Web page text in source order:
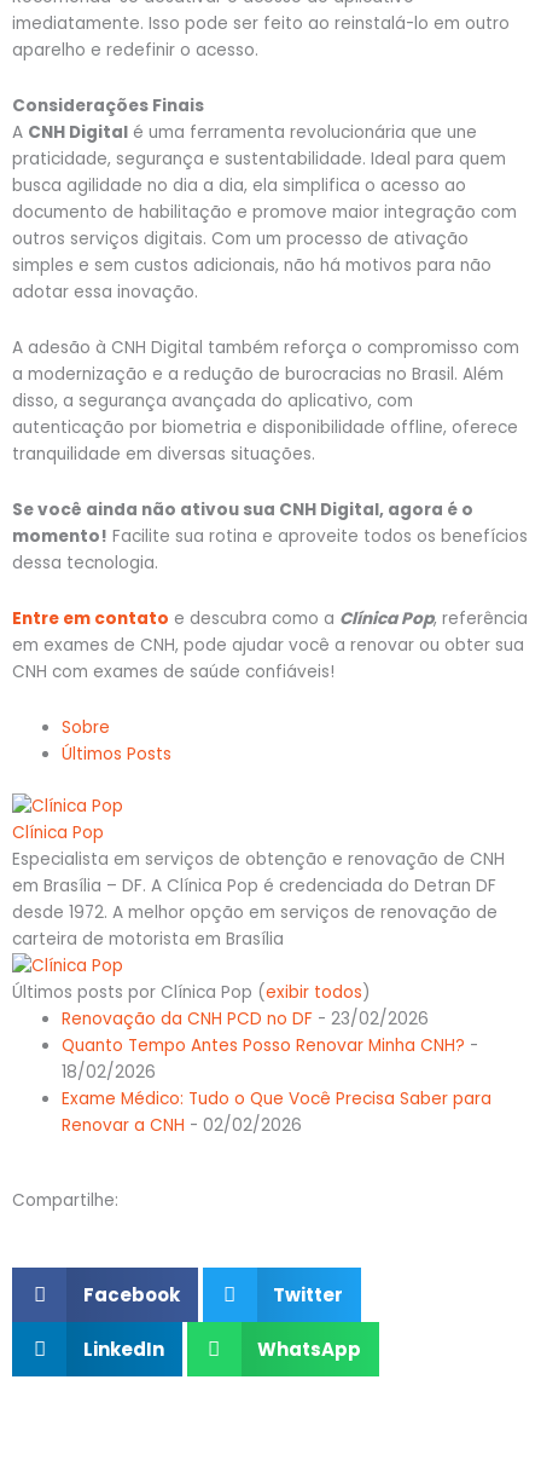
imediatamente. Isso pode ser feito ao reinstalá-lo em outro
aparelho e redefinir o acesso.
Considerações Finais
A CNH Digital é uma ferramenta revolucionária que une
praticidade, segurança e sustentabilidade. Ideal para quem
busca agilidade no dia a dia, ela simplifica o acesso ao
documento de habilitação e promove maior integração com
outros serviços digitais. Com um processo de ativação
simples e sem custos adicionais, não há motivos para não
adotar essa inovação.
A adesão à CNH Digital também reforça o compromisso com
a modernização e a redução de burocracias no Brasil. Além
disso, a segurança avançada do aplicativo, com
autenticação por biometria e disponibilidade offline, oferece
tranquilidade em diversas situações.
Se você ainda não ativou sua CNH Digital, agora é o
momento! Facilite sua rotina e aproveite todos os benefícios
dessa tecnologia.
Entre em contato e descubra como a Clínica Pop, referência
em exames de CNH, pode ajudar você a renovar ou obter sua
CNH com exames de saúde confiáveis!
Sobre
Últimos Posts
Clínica Pop
Especialista em serviços de obtenção e renovação de CNH
em Brasília – DF. A Clínica Pop é credenciada do Detran DF
desde 1972. A melhor opção em serviços de renovação de
carteira de motorista em Brasília
Últimos posts por Clínica Pop (exibir todos)
Renovação da CNH PCD no DF - 23/02/2026
Quanto Tempo Antes Posso Renovar Minha CNH? -
18/02/2026
Exame Médico: Tudo o Que Você Precisa Saber para
Renovar a CNH - 02/02/2026
Compartilhe:
Facebook Twitter
LinkedIn WhatsApp